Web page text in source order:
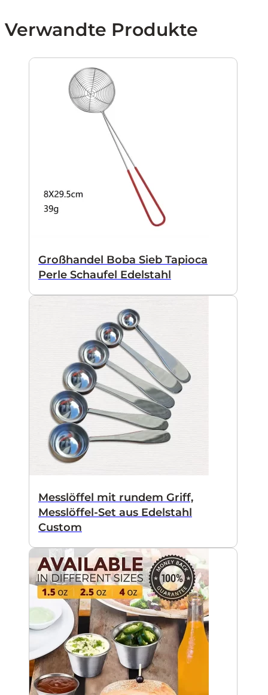
Verwandte Produkte
Großhandel Boba Sieb Tapioca
Perle Schaufel Edelstahl
Messlöffel mit rundem Griff,
Messlöffel-Set aus Edelstahl
Custom